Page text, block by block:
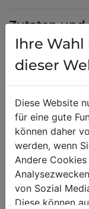
Zutaten und
Ihre
dieser
Diese Website
für eine gute
können daher
werden, wenn
Andere
von Sozial
Diese können